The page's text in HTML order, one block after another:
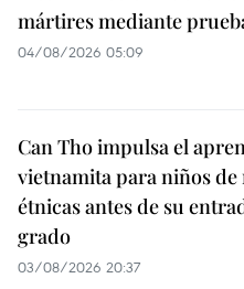
mártires mediante
04/08/2026 05:09
Can Tho impulsa el
vietnamita para niños
étnicas antes de su
grado
03/08/2026 20:37